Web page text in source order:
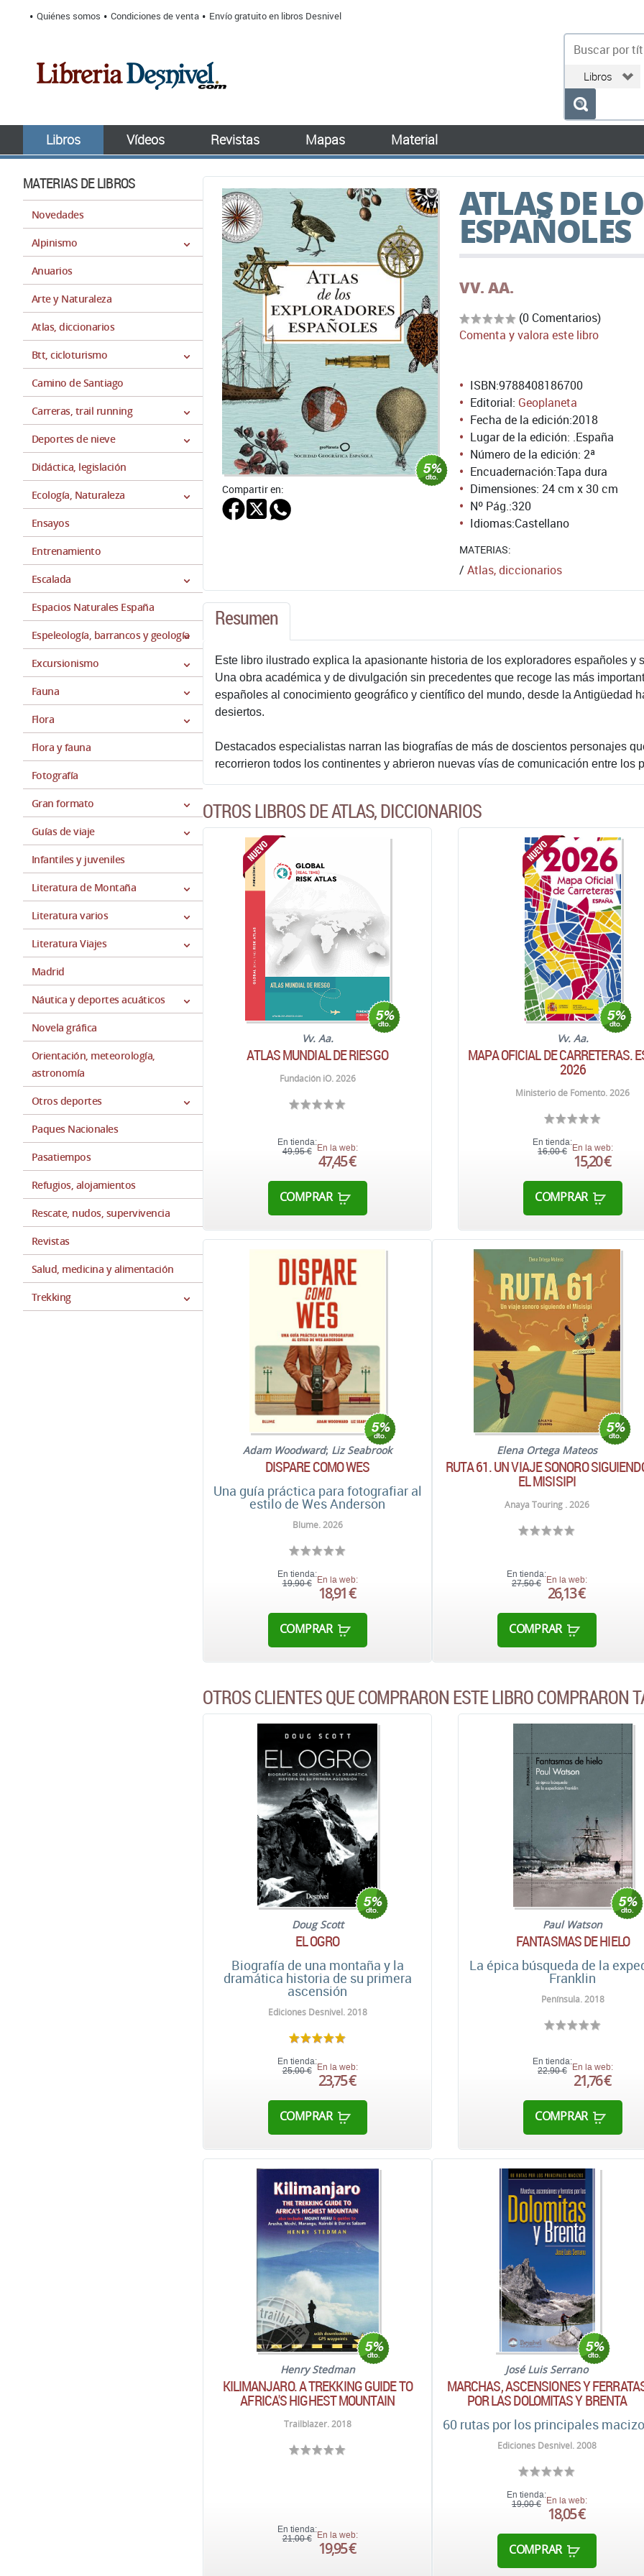
Quiénes somos Condiciones de venta Envío gratuito en libros Desnivel
Libros Vídeos Revistas Mapas Material
MATERIAS DE LIBROS
Novedades
Alpinismo
Anuarios
Arte y Naturaleza
Atlas, diccionarios
Btt, cicloturismo
Camino de Santiago
Carreras, trail running
Deportes de nieve
Didáctica, legislación
Ecología, Naturaleza
Ensayos
Entrenamiento
Escalada
Espacios Naturales España
Espeleología, barrancos y geología
Excursionismo
Fauna
Flora
Flora y fauna
Fotografía
Gran formato
Guías de viaje
Infantiles y juveniles
Literatura de Montaña
Literatura varios
Literatura Viajes
Madrid
Náutica y deportes acuáticos
Novela gráfica
Orientación, meteorología,
astronomía
Otros deportes
Paques Nacionales
Pasatiempos
Refugios, alojamientos
Rescate, nudos, supervivencia
Revistas
Salud, medicina y alimentación
Trekking
ATLAS DE
ESPAÑOLES
Compartir en:
VV. AA.
(0 Comentarios)
Comenta y valora este libro
ISBN:9788408186700
Editorial: Geoplaneta
Fecha de la edición:2018
Lugar de la edición: .España
Número de la edición: 2ª
Encuadernación:Tapa dura
Dimensiones: 24 cm x 30 cm
Nº Pág.:320
Idiomas:Castellano
MATERIAS:
/ Atlas, diccionarios
Resumen
Este libro ilustrado explica la apasionante historia de los exploradores españoles
Una obra académica y de divulgación sin precedentes que recoge las más
españoles al conocimiento geográfico y científico del mundo, desde la Antigüedad
desiertos.
Destacados especialistas narran las biografías de más de doscientos personajes
recorrieron todos los continentes y abrieron nuevas vías de comunicación entre los
OTROS LIBROS DE ATLAS, DICCIONARIOS
Vv. Aa.
ATLAS MUNDIAL DE RIESGO
Fundación iO. 2026
En tienda:
49,95 € En la web:
47,45 €
COMPRAR
Vv. Aa.
MAPA OFICIAL DE CARRETERAS.
2026
Ministerio de Fomento. 2026
En tienda:
16,00 € En la web:
15,20 €
COMPRAR
Adam Woodward; Liz Seabrook
DISPARE COMO WES
Una guía práctica para fotografiar al
estilo de Wes Anderson
Blume. 2026
En tienda:
19,90 € En la web:
18,91 €
COMPRAR
Elena Ortega Mateos
RUTA 61. UN VIAJE SONORO
EL MISISIPI
Anaya Touring . 2026
En tienda:
27,50 € En la web:
26,13 €
COMPRAR
OTROS CLIENTES QUE COMPRARON ESTE LIBRO COMPRARON
Doug Scott
EL OGRO
Biografía de una montaña y la
dramática historia de su primera
ascensión
Ediciones Desnivel. 2018
En tienda:
25,00 € En la web:
23,75 €
COMPRAR
Paul Watson
FANTASMAS DE HIELO
La épica búsqueda de la
Franklin
Península. 2018
En tienda:
22,90 € En la web:
21,76 €
COMPRAR
Henry Stedman
KILIMANJARO. A TREKKING GUIDE TO
AFRICA'S HIGHEST MOUNTAIN
Trailblazer. 2018
En tienda:
21,00 € En la web:
19,95 €
José Luis Serrano
MARCHAS, ASCENSIONES Y
POR LAS DOLOMITAS Y BRENTA
60 rutas por los principales
Ediciones Desnivel. 2008
En tienda:
19,00 € En la web:
18,05 €
COMPRAR